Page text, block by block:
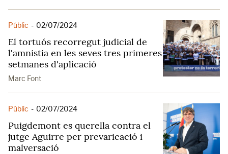
Públic - 02/07/2024
El tortuós recorregut judicial de
l'amnistia en les seves tres primeres
setmanes d'aplicació
Marc Font
Públic - 02/07/2024
Puigdemont es querella contra el
jutge Aguirre per prevaricació i
malversació